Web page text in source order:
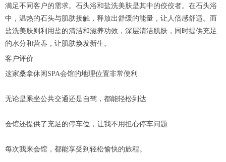
满足不同客户的需求。石头浴和盐洗美肤是其中的佼佼者。在石头浴
中，温热的石头与肌肤接触，释放出舒缓的能量，让人倍感舒适。而
盐洗美肤则利用盐的清洁和滋养功效，深层清洁肌肤，同时提供充足
的水分和营养，让肌肤焕发新生。
客户评价
这家桑拿休闲SPA会馆的地理位置非常便利
无论是乘坐公共交通还是自驾，都能轻松到达
会馆还提供了充足的停车位，让我不用担心停车问题
每次我来会馆，都能享受到轻松愉快的旅程。